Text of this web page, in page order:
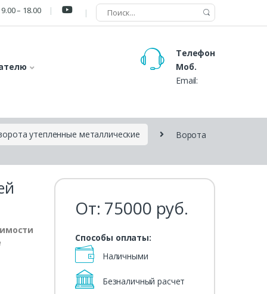
– 18.00
Телефон
Моб.
Email:
утепленные металлические
Ворота
От: 75000 руб.
Способы оплаты:
Наличными
Безналичный расчет